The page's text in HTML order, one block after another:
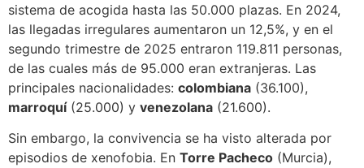
sistema de acogida hasta las 50.000 plazas. En 2024,
las llegadas irregulares aumentaron un 12,5%, y en el
segundo trimestre de 2025 entraron 119.811 personas,
de las cuales más de 95.000 eran extranjeras. Las
principales nacionalidades: colombiana (36.100),
marroquí(25.000) y venezolana (21.600).
Sin embargo, la convivencia se ha visto alterada por
episodios de xenofobia. En Torre Pacheco (Murcia),